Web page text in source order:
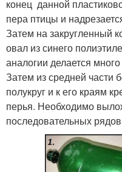
конец данной
пера птицы и
Затем на закругленный
овал из синего
аналогии делается
Затем из средней части
полукруг и к его краям
перья. Необходимо
последовательных